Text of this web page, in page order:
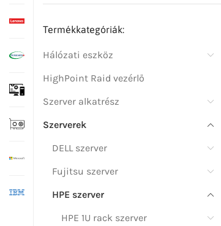
Termékkategóriák:
Hálózati eszköz
HighPoint Raid vezérlő
Szerver alkatrész
Szerverek
DELL szerver
Fujitsu szerver
HPE szerver
HPE 1U rack szerver